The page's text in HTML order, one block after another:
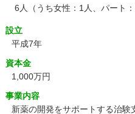
6人（うち女性：1人、パート：
設立
平成7年
資本金
1,000万円
事業内容
新薬の開発をサポートする治